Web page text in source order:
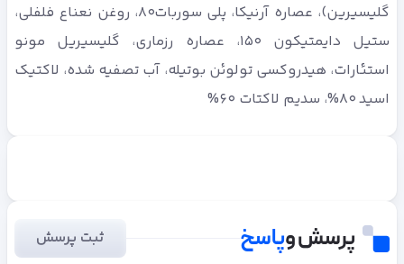
گلیسیرین)، عصاره آرنیکا، پلی سوربات80، روغن نعناع فلفلی،
ستیل دایمتیکون 150، عصاره رزماری، گلیسیریل مونو
استئارات، هیدروکسی تولوئن بوتیله، آب تصفیه شده، لاکتیک
اسید 80%، سدیم لاکتات 60%
پرسش وپاسخ ثبت پرسش